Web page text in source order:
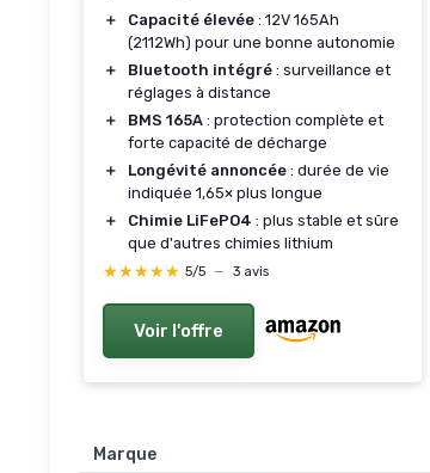
＋ Capacité élevée : 12V 165Ah
(2112Wh) pour une bonne autonomie
＋
Bluetooth intégré : surveillance et
réglages à distance
＋
BMS 165A : protection complète et
forte capacité de décharge
＋
Longévité annoncée : durée de vie
indiquée 1,65× plus longue
＋
Chimie LiFePO4 : plus stable et sûre
que d'autres chimies lithium
★★★★★
★★★★★ 5/5 — 3 avis
Voir l'offre
Marque